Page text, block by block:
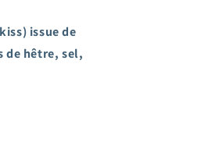
issue de
de hêtre, sel,